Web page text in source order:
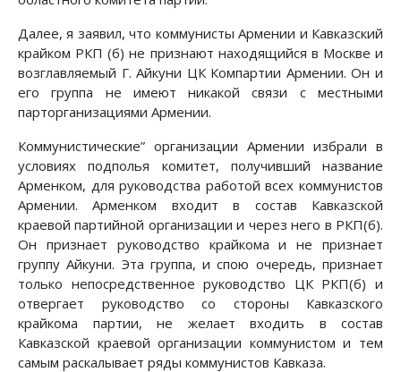
Далее, я заявил, что коммунисты Армении и Кавказский
крайком РКП (б) не признают находящийся в Москве и
возглавляемый Г. Айкуни ЦК Компартии Армении. Он и
его группа не имеют никакой связи с местными
парторганизациями Армении.
Коммунистические” организации Армении избрали в
условиях подполья комитет, получивший название
Арменком, для руководства работой всех коммунистов
Армении. Арменком входит в состав Кавказской
краевой партийной организации и через него в РКП(б).
Он признает руководство крайкома и не признает
группу Айкуни. Эта группа, и спою очередь, признает
только непосредственное руководство ЦК РКП(б) и
отвергает руководство со стороны Кавказского
крайкома партии, не желает входить в состав
Кавказской краевой организации коммунистом и тем
самым раскалывает ряды коммунистов Кавказа.